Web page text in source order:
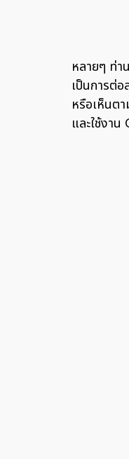
หลายๆ ท่า
เป็นการต่
หรือเห็นต
และใช้งา